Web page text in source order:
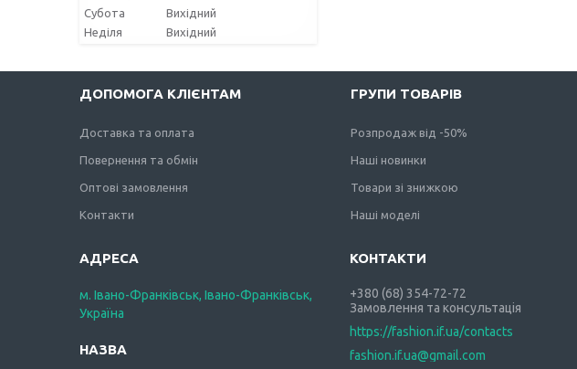
Субота
Вихідний
Неділя
Вихідний
ДОПОМОГА КЛІЄНТАМ
Доставка та оплата
Повернення та обмін
Оптові замовлення
Контакти
ГРУПИ ТОВАРІВ
Розпродаж від -50%
Наші новинки
Товари зі знижкою
Наші моделі
м. Івано-Франківськ, Івано-Франківськ,
Україна
+380 (68) 354-72-72
Замовлення та консультація
https://fashion.if.ua/contacts
fashion.if.ua@gmail.com